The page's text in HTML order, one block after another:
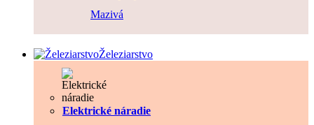
Mazivá
Železiarstvo
Elektrické náradie